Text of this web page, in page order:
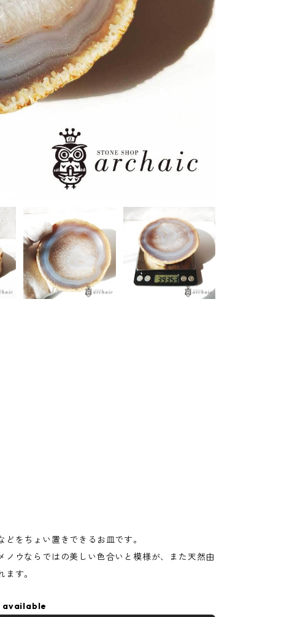
をちょい置きできるお皿です。
ウならではの美しい色合いと模様が、また天然由
す。